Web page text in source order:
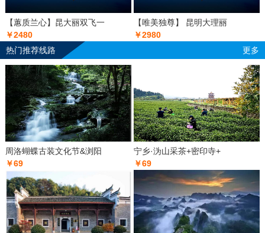
【蕙质兰心】昆大丽双飞一
￥2480
【唯美独尊】 昆明大理丽
￥2980
热门推荐线路
更多
周洛蝴蝶古装文化节&浏阳
￥69
宁乡·沩山采茶+密印寺+
￥69